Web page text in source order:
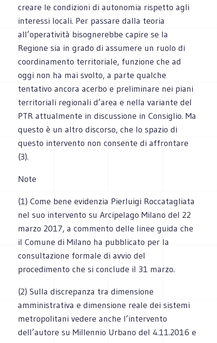
creare le condizioni di autonomia rispetto agli
interessi locali. Per passare dalla teoria
all’operatività bisognerebbe capire se la
Regione sia in grado di assumere un ruolo di
coordinamento territoriale, funzione che ad
oggi non ha mai svolto, a parte qualche
tentativo ancora acerbo e preliminare nei piani
territoriali regionali d’area e nella variante del
PTR attualmente in discussione in Consiglio. Ma
questo è un altro discorso, che lo spazio di
questo intervento non consente di affrontare
(3).
Note
(1) Come bene evidenzia Pierluigi Roccatagliata
nel suo intervento su Arcipelago Milano del 22
marzo 2017, a commento delle linee guida che
il Comune di Milano ha pubblicato per la
consultazione formale di avvio del
procedimento che si conclude il 31 marzo.
(2) Sulla discrepanza tra dimensione
amministrativa e dimensione reale dei sistemi
metropolitani vedere anche l’intervento
dell’autore su Millennio Urbano del 4.11.2016 e